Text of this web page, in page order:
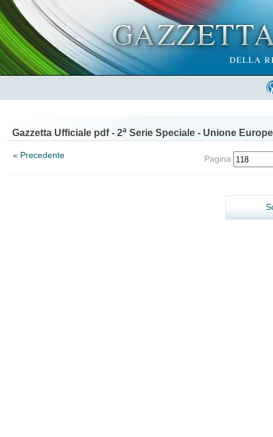
Gazzetta Ufficiale pdf - 2a Serie Speciale - Unione
« Precedente Pagina